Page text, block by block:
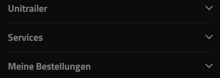
Unitrailer
Services
Meine Bestellungen